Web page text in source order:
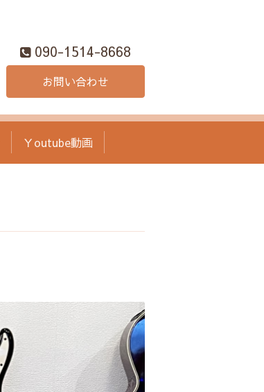
090-1514-8668
お問い合わせ
Ｙoutube動画